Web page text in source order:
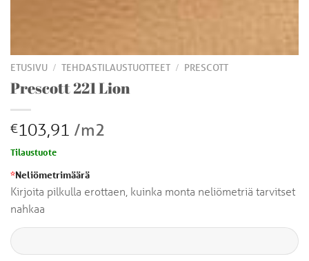
ETUSIVU / TEHDASTILAUSTUOTTEET / PRESCOTT
Prescott 221 Lion
€103,91 /m2
Tilaustuote
*Neliömetrimäärä
Kirjoita pilkulla erottaen, kuinka monta neliömetriä tarvitset
nahkaa